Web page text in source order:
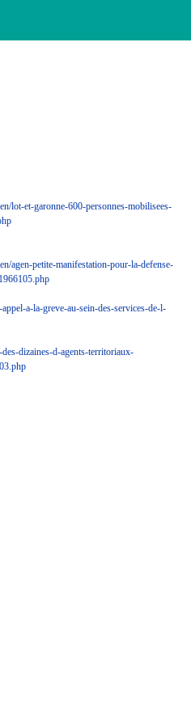
lot-et-garonne-600-personnes-mobilisees-
agen-petite-manifestation-pour-la-defense-
a-la-greve-au-sein-des-services-de-l-
dizaines-d-agents-territoriaux-